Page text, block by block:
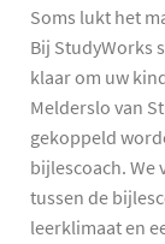
Soms lukt het
Bij StudyWorks
klaar om uw
Melderslo van
gekoppeld
bijlescoach. We
tussen de
leerklimaat en